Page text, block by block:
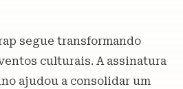
segue transformando
culturais. A assinatura
ajudou a consolidar um